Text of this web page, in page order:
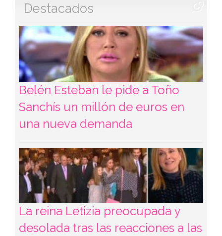
Destacados
Belén Esteban le pide a Toño
Sanchís un millón de euros en
una nueva demanda
La reina Letizia preocupada y
desolada tras las reacciones a las